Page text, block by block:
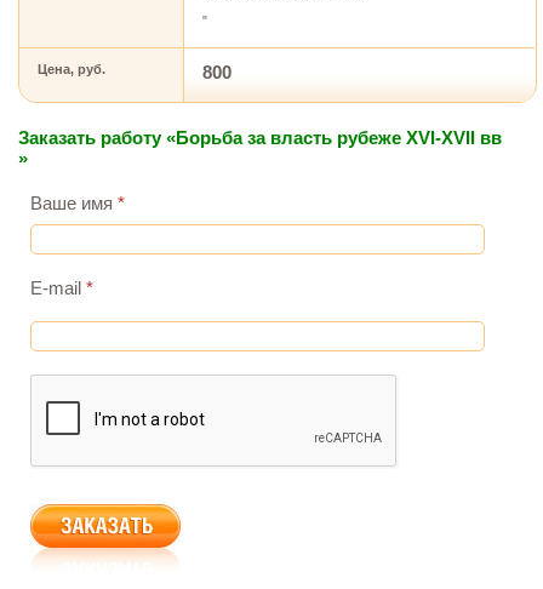
"
Цена, руб. 800
Заказать работу «Борьба за власть рубеже XVI-XVII вв
»
Ваше имя *
E-mail *